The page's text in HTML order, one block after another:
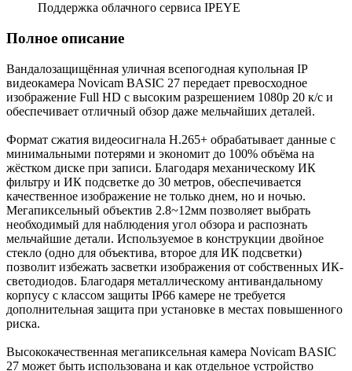
Поддержка облачного сервиса IPEYE
Полное описание
Вандалозащищённая уличная всепогодная купольная IP
видеокамера Novicam BASIC 27 передает превосходное
изображение Full HD с высоким разрешением 1080p 20 к/с и
обеспечивает отличный обзор даже мельчайших деталей.
Формат сжатия видеосигнала H.265+ обрабатывает данные с
минимальными потерями и экономит до 100% объёма на
жёстком диске при записи. Благодаря механическому ИК
фильтру и ИК подсветке до 30 метров, обеспечивается
качественное изображение не только днем, но и ночью.
Мегапиксельный объектив 2.8~12мм позволяет выбрать
необходимый для наблюдения угол обзора и распознать
мельчайшие детали. Используемое в конструкции двойное
стекло (одно для объектива, второе для ИК подсветки)
позволит избежать засветки изображения от собственных ИК-
светодиодов. Благодаря металлическому антивандальному
корпусу с классом защиты IP66 камере не требуется
дополнительная защита при установке в местах повышенного
риска.
Высококачественная мегапиксельная камера Novicam BASIC
27 может быть использована и как отдельное устройство